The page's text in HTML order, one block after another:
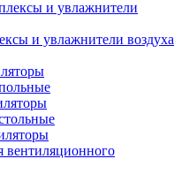
и увлажнители воздуха